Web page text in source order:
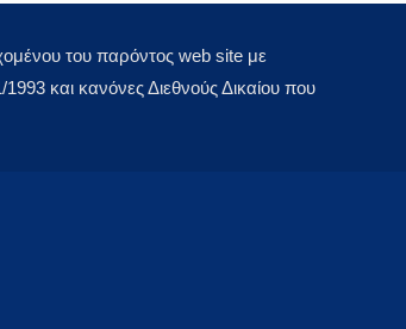
του παρόντος web site με
και κανόνες Διεθνούς Δικαίου που